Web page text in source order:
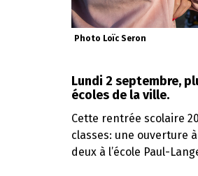
Photo Loïc Seron
Lundi 2 septembre,
écoles de la ville.
Cette rentrée scolaire
classes: une ouverture
deux à l’école Paul-